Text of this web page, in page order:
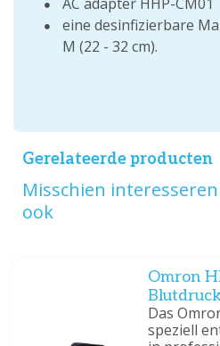
eine desinfizierbare
M (22 - 32 cm).
Gerelateerde producten
Misschien
ook
Omron
Das
speziell